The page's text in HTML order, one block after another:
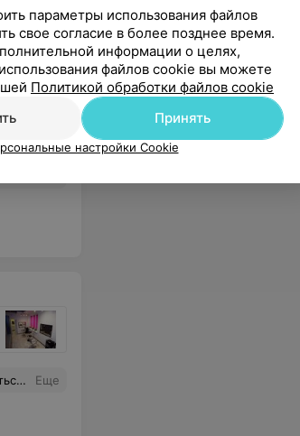
! Еще
параметры использования файлов
свое согласие в более позднее время.
информации о целях,
файлов cookie вы можете
Политикой обработки файлов cookie
Принять
настройки Cookie